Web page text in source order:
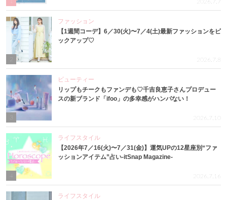
2026.7.7
ファッション
【1週間コーデ】6／30(火)〜7／4(土)最新ファッションをピ
ックアップ♡
2026.7.8
3
ビューティー
リップもチークもファンデも♡千吉良恵子さんプロデュー
スの新ブランド「ifoo」の多幸感がハンパない！
2026.7.10
4
ライフスタイル
【2026年7／16(火)〜7／31(金)】運気UPの12星座別“ファ
ッションアイテム”占い-itSnap Magazine-
2026.7.16
ライフスタイル